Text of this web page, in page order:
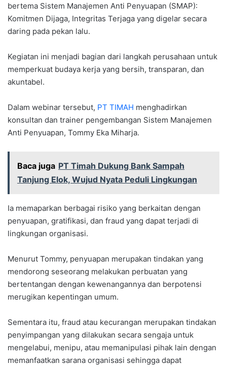
bertema Sistem Manajemen Anti Penyuapan (SMAP):
Komitmen Dijaga, Integritas Terjaga yang digelar secara
daring pada pekan lalu.
Kegiatan ini menjadi bagian dari langkah perusahaan untuk
memperkuat budaya kerja yang bersih, transparan, dan
akuntabel.
Dalam webinar tersebut, PT TIMAH menghadirkan
konsultan dan trainer pengembangan Sistem Manajemen
Anti Penyuapan, Tommy Eka Miharja.
Baca juga PT Timah Dukung Bank Sampah
Tanjung Elok, Wujud Nyata Peduli Lingkungan
Ia memaparkan berbagai risiko yang berkaitan dengan
penyuapan, gratifikasi, dan fraud yang dapat terjadi di
lingkungan organisasi.
Menurut Tommy, penyuapan merupakan tindakan yang
mendorong seseorang melakukan perbuatan yang
bertentangan dengan kewenangannya dan berpotensi
merugikan kepentingan umum.
Sementara itu, fraud atau kecurangan merupakan tindakan
penyimpangan yang dilakukan secara sengaja untuk
mengelabui, menipu, atau memanipulasi pihak lain dengan
memanfaatkan sarana organisasi sehingga dapat